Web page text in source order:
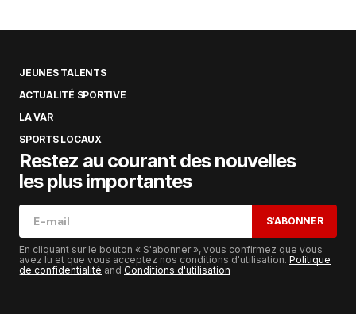
JEUNES TALENTS
ACTUALITÉ SPORTIVE
LA VAR
SPORTS LOCAUX
Restez au courant des nouvelles
les plus importantes
S'ABONNER
En cliquant sur le bouton « S'abonner », vous confirmez que vous
avez lu et que vous acceptez nos conditions d'utilisation. Politique
de confidentialité and Conditions d'utilisation